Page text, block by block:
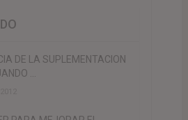
DE LA SUPLEMENTACION
…